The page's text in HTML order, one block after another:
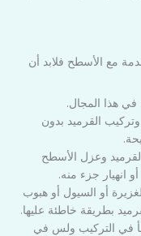
مع الأسطح فلابد أن
هذا المجال.
القرميد بدون
وعزل الأسطح
انهيار جزء منه.
أو السيول أو هبوب
بطريقة خاطئة عليها.
في التركيب ولس في